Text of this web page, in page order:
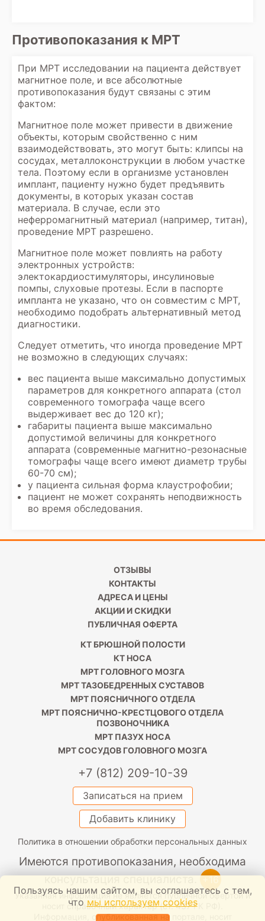
Противопоказания к МРТ
При МРТ исследовании на пациента действует
магнитное поле, и все абсолютные
противопоказания будут связаны с этим
фактом:
Магнитное поле может привести в движение
объекты, которым свойственно с ним
взаимодействовать, это могут быть: клипсы на
сосудах, металлоконструкции в любом участке
тела. Поэтому если в организме установлен
имплант, пациенту нужно будет предъявить
документы, в которых указан состав
материала. В случае, если это
неферромагнитный материал (например, титан),
проведение МРТ разрешено.
Магнитное поле может повлиять на работу
электронных устройств:
электокардиостимуляторы, инсулиновые
помпы, слуховые протезы. Если в паспорте
импланта не указано, что он совместим с МРТ,
необходимо подобрать альтернативный метод
диагностики.
Следует отметить, что иногда проведение МРТ
не возможно в следующих случаях:
вес пациента выше максимально допустимых
параметров для конкретного аппарата (стол
современного томографа чаще всего
выдерживает вес до 120 кг);
габариты пациента выше максимально
допустимой величины для конкретного
аппарата (современные магнитно-резонасные
томографы чаще всего имеют диаметр трубы
60-70 см);
у пациента сильная форма клаустрофобии;
пациент не может сохранять неподвижность
во время обследования.
ОТЗЫВЫ
КОНТАКТЫ
АДРЕСА И ЦЕНЫ
АКЦИИ И СКИДКИ
ПУБЛИЧНАЯ ОФЕРТА
КТ БРЮШНОЙ ПОЛОСТИ
КТ НОСА
МРТ ГОЛОВНОГО МОЗГА
МРТ ТАЗОБЕДРЕННЫХ СУСТАВОВ
МРТ ПОЯСНИЧНОГО ОТДЕЛА
МРТ ПОЯСНИЧНО-КРЕСТЦОВОГО ОТДЕЛА
ПОЗВОНОЧНИКА
МРТ ПАЗУХ НОСА
МРТ СОСУДОВ ГОЛОВНОГО МОЗГА
+7 (812) 209-10-39
Записаться на прием
Добавить клинику
Политика в отношении обработки персональных данных
Имеются противопоказания, необходима
консультация специалиста. +16
Указанная информация не является публичной офертой и
носит справочный характер (ст. 437 ГК РФ).
Информация, опубликованная на портале, носит
Пользуясь нашим сайтом, вы соглашаетесь с тем,
что мы используем cookies